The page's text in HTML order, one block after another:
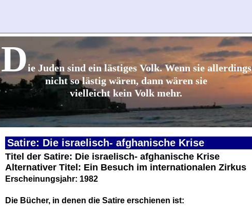
Die Juden sind ein lästiges Volk. Wenn sie allerdings
nicht so lästig wären, dann wären sie
vielleicht kein Volk mehr.
Satire: Die israelisch- afghanische Krise
Titel der Satire: Die israelisch- afghanische Krise
Alternativer Titel: Ein Besuch im internationalen Zirkus
Erscheinungsjahr: 1982
Die Bücher, in denen die Satire erschienen ist: